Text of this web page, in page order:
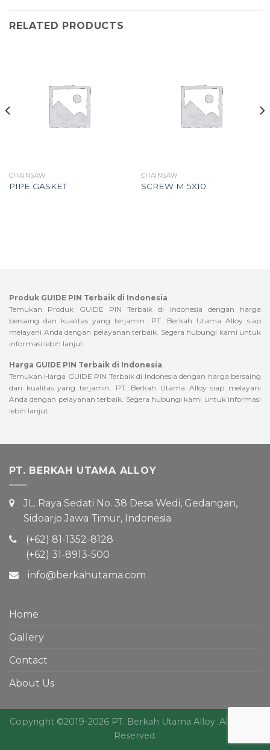
RELATED PRODUCTS
CHAINSAW
PIPE GASKET
CHAINSAW
SCREW M 5X10
Produk GUIDE PIN Terbaik di Indonesia
Temukan Produk GUIDE PIN Terbaik di Indonesia dengan harga
bersaing dan kualitas yang terjamin. PT. Berkah Utama Alloy siap
melayani Anda dengan pelayanan terbaik. Segera hubungi kami untuk
informasi lebih lanjut.
Harga GUIDE PIN Terbaik di Indonesia
Temukan Harga GUIDE PIN Terbaik di Indonesia dengan harga bersaing
dan kualitas yang terjamin. PT. Berkah Utama Alloy siap melayani
Anda dengan pelayanan terbaik. Segera hubungi kami untuk informasi
lebih lanjut.
PT. BERKAH UTAMA ALLOY
JL. Raya Sedati No. 38 Desa Wedi, Gedangan,
Sidoarjo Jawa Timur, Indonesia
(+62) 81-1352-8128
(+62) 31-8913-500
info@berkahutama.com
Home
Gallery
Contact
About Us
Copyright ©2019-2026 PT. Berkah Utama Alloy. All Rights
Reserved.